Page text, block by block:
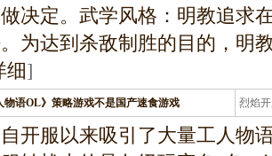
决定。武学风格：明教追求
为达到杀敌制胜的目的，明
细]
物语OL》策略游戏不是国产速食游戏 烈焰
龙
自开服以来吸引了大量工人物